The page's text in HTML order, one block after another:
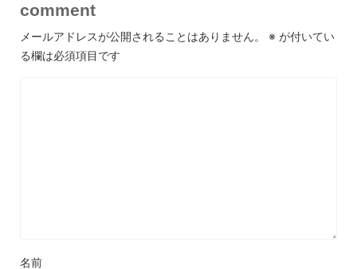
comment
メールアドレスが公開されることはありません。 ※ が付いてい
る欄は必須項目です
名前